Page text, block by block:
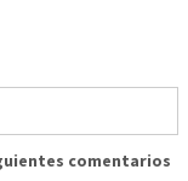
comentarios